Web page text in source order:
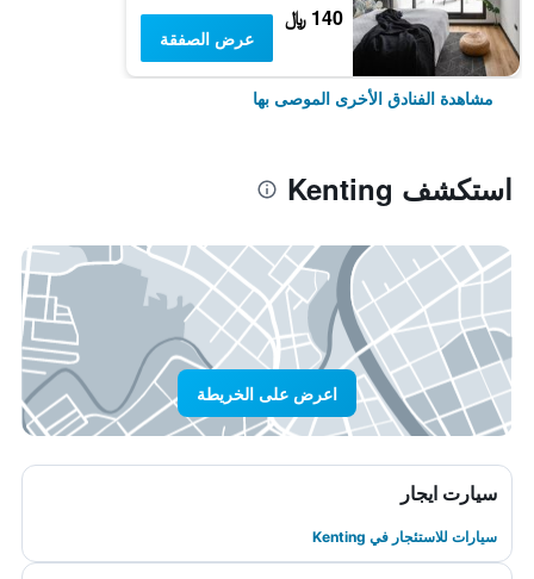
140 ﷼
عرض الصفقة
مشاهدة الفنادق الأخرى الموصى بها
استكشف Kenting
اعرض على الخريطة
سيارت ايجار
سيارات للاستئجار في Kenting